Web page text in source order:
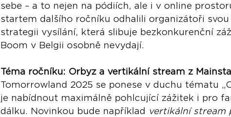
sebe – a to nejen na pódiích, ale i v online
startem dalšího ročníku odhalili organizátoři
strategii vysílání, která slibuje bezkonkurenční
Boom v Belgii osobně nevydají.
Téma ročníku: Orbyz a vertikální stream z
Tomorrowland 2025 se ponese v duchu tématu
je nabídnout maximálně pohlcující zážitek i pro
dálku. Novinkou bude například vertikální stream